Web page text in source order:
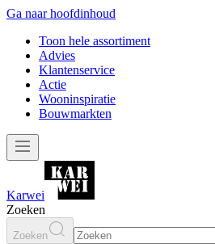
Ga naar hoofdinhoud
Toon hele assortiment
Advies
Klantenservice
Actie
Wooninspiratie
Bouwmarkten
Karwei
Zoeken
Zoeken